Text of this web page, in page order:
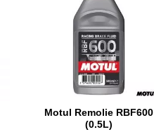
In winkelwagen
Motul Remolie RBF600
(0.5L)